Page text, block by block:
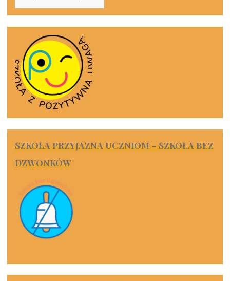
SZKOŁA PRZYJAZNA UCZNIOM – SZKOŁA BEZ
DZWONKÓW